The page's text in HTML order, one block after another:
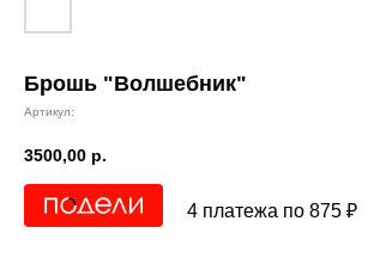
Брошь "Волшебник"
Артикул:
3500,00 р.
4 платежа по 875 ₽